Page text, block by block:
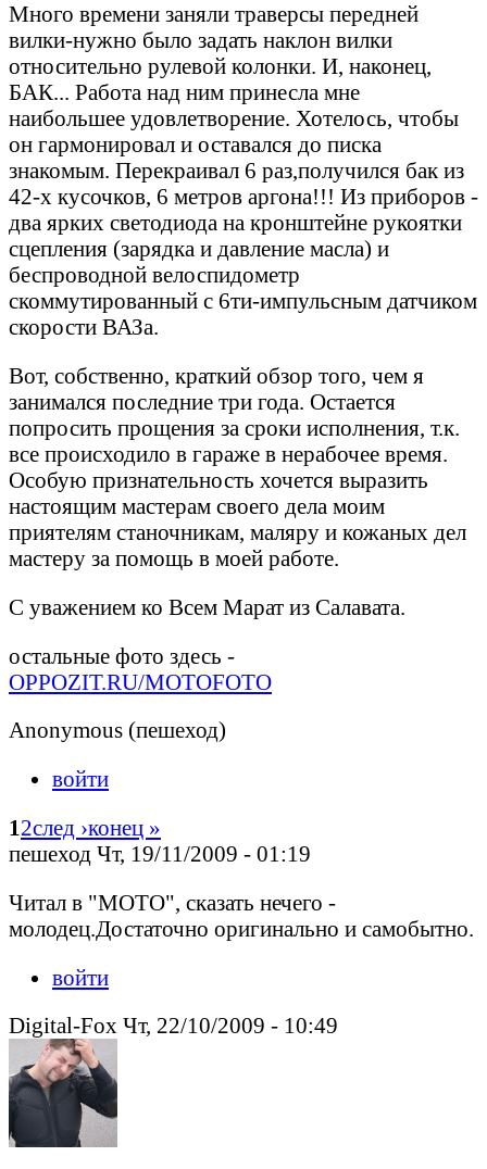
Много времени заняли траверсы передней
вилки-нужно было задать наклон вилки
относительно рулевой колонки. И, наконец,
БАК... Работа над ним принесла мне
наибольшее удовлетворение. Хотелось, чтобы
он гармонировал и оставался до писка
знакомым. Перекраивал 6 раз,получился бак из
42-х кусочков, 6 метров аргона!!! Из приборов -
два ярких светодиода на кронштейне рукоятки
сцепления (зарядка и давление масла) и
беспроводной велоспидометр
скоммутированный с 6ти-импульсным датчиком
скорости ВАЗа.
Вот, собственно, краткий обзор того, чем я
занимался последние три года. Остается
попросить прощения за сроки исполнения, т.к.
все происходило в гараже в нерабочее время.
Особую признательность хочется выразить
настоящим мастерам своего дела моим
приятелям станочникам, маляру и кожаных дел
мастеру за помощь в моей работе.
С уважением ко Всем Марат из Салавата.
остальные фото здесь -
OPPOZIT.RU/MOTOFOTO
Anonymous (пешеход)
войти
12след ›конец »
пешеход Чт, 19/11/2009 - 01:19
Читал в "МОТО", сказать нечего -
молодец.Достаточно оригинально и самобытно.
войти
Digital-Fox Чт, 22/10/2009 - 10:49